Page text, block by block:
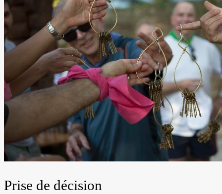
Prise de décision